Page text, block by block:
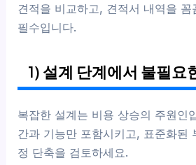
견적을 비교하고, 견적서 내역을 꼼
필수입니다.
1) 설계 단계에서 불필요
복잡한 설계는 비용 상승의 주원인
간과 기능만 포함시키고, 표준화된
정 단축을 검토하세요.